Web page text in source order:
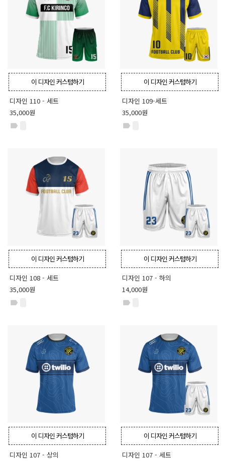
이 디자인 커스텀하기
디자인 110 - 세트
35,000원
label
이 디자인 커스텀하기
디자인 109-세트
35,000원
label
이 디자인 커스텀하기
디자인 108 - 세트
35,000원
label
이 디자인 커스텀하기
디자인 107 - 하의
14,000원
label
이 디자인 커스텀하기
디자인 107 - 상의
이 디자인 커스텀하기
디자인 107 - 세트